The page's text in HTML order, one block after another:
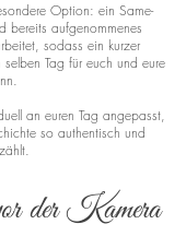
Option: ein Same-
aufgenommenes
sodass ein kurzer
Tag für euch und eure
an euren Tag angepasst,
so authentisch und
der Kamera